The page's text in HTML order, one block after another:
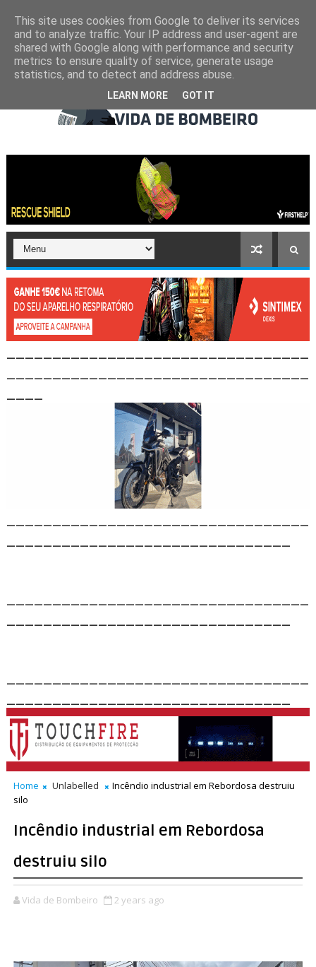
Home Unlabelled
Incêndio industrial em Rebordosa destruiu
silo
Incêndio industrial em Rebordosa
destruiu silo
Vida de Bombeiro 2 years ago
This site uses cookies from Google to deliver its services
and to analyze traffic. Your IP address and user-agent are
shared with Google along with performance and security
metrics to ensure quality of service, generate usage
statistics, and to detect and address abuse.
LEARN MORE GOT IT